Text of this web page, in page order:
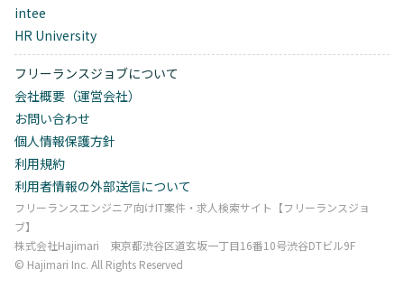
intee
HR University
フリーランスジョブについて
会社概要（運営会社）
お問い合わせ
個人情報保護方針
利用規約
利用者情報の外部送信について
フリーランスエンジニア向けIT案件・求人検索サイト【フリーランスジョ
ブ】
株式会社Hajimari 東京都渋谷区道玄坂一丁目16番10号渋谷DTビル9F
©︎ Hajimari Inc. All Rights Reserved